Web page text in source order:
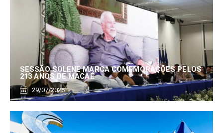
SESSÃO SOLENE MARCA COMEMORAÇÕES PELOS
213 ANOS DE MACAÉ
29/07/2026